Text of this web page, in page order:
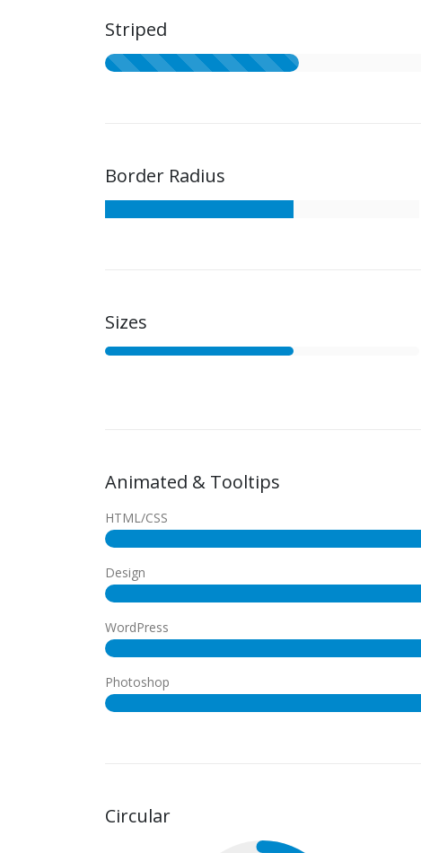
Striped
Border Radius
Sizes
Animated & Tooltips
HTML/CSS
Design
WordPress
Photoshop
Circular